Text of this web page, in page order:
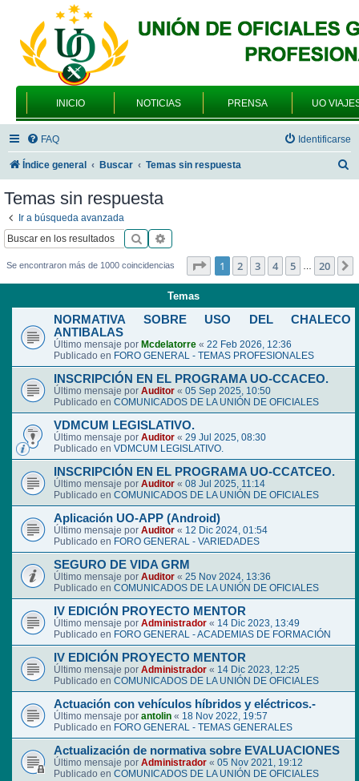
INICIO NOTICIAS PRENSA UO
FAQ Identificarse
Índice general Buscar Temas sin respuesta
Temas sin respuesta
Ir a búsqueda avanzada
Buscar
Se encontraron más de 1000 coincidencias Página de 20
1 2 3 4 5 … 20
Temas
NORMATIVA SOBRE USO DEL CHALECO
ANTIBALAS
Último mensaje por Mcdelatorre « 22 Feb 2026, 12:36
Publicado en FORO GENERAL - TEMAS PROFESIONALES
INSCRIPCIÓN EN EL PROGRAMA UO-CCACEO.
Último mensaje por Auditor « 05 Sep 2025, 10:50
Publicado en COMUNICADOS DE LA UNIÓN DE OFICIALES
VDMCUM LEGISLATIVO.
Último mensaje por Auditor « 29 Jul 2025, 08:30
Publicado en VDMCUM LEGISLATIVO.
INSCRIPCIÓN EN EL PROGRAMA UO-CCATCEO.
Último mensaje por Auditor « 08 Jul 2025, 11:14
Publicado en COMUNICADOS DE LA UNIÓN DE OFICIALES
Aplicación UO-APP (Android)
Último mensaje por Auditor « 12 Dic 2024, 01:54
Publicado en FORO GENERAL - VARIEDADES
SEGURO DE VIDA GRM
Último mensaje por Auditor « 25 Nov 2024, 13:36
Publicado en COMUNICADOS DE LA UNIÓN DE OFICIALES
IV EDICIÓN PROYECTO MENTOR
Último mensaje por Administrador « 14 Dic 2023, 13:49
Publicado en FORO GENERAL - ACADEMIAS DE FORMACIÓN
IV EDICIÓN PROYECTO MENTOR
Último mensaje por Administrador « 14 Dic 2023, 12:25
Publicado en COMUNICADOS DE LA UNIÓN DE OFICIALES
Actuación con vehículos híbridos y eléctricos.-
Último mensaje por antolin « 18 Nov 2022, 19:57
Publicado en FORO GENERAL - TEMAS GENERALES
Actualización de normativa sobre EVALUACIONES
Último mensaje por Administrador « 05 Nov 2021, 19:12
Publicado en COMUNICADOS DE LA UNIÓN DE OFICIALES